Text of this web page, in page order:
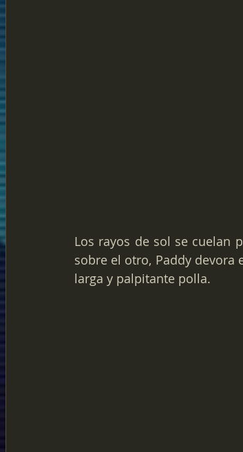
Los rayos de sol se cuelan
sobre el otro, Paddy devora
larga y palpitante polla.